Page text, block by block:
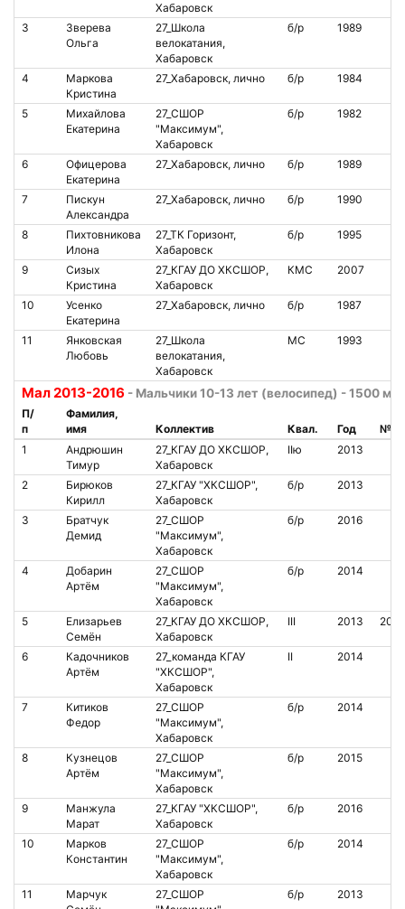
Хабаровск
3
Зверева
Ольга
27_Школа
велокатания,
Хабаровск
б/р 1989
4
Маркова
Кристина
27_Хабаровск, лично б/р 1984
5
Михайлова
Екатерина
27_СШОР
"Максимум",
Хабаровск
б/р 1982
6
Офицерова
Екатерина
27_Хабаровск, лично б/р 1989
7
Пискун
Александра
27_Хабаровск, лично б/р 1990
8
Пихтовникова
Илона
27_ТК Горизонт,
Хабаровск
б/р 1995
9
Сизых
Кристина
27_КГАУ ДО ХКСШОР,
Хабаровск
КМС 2007
10
Усенко
Екатерина
27_Хабаровск, лично б/р 1987
11
Янковская
Любовь
27_Школа
велокатания,
Хабаровск
МС 1993
Мал 2013-2016 - Мальчики 10-13 лет (велосипед) - 1500 м
П/
п
Фамилия,
имя
Коллектив Квал. Год
№
1
Андрюшин
Тимур
27_КГАУ ДО ХКСШОР,
Хабаровск
IIю 2013
2
Бирюков
Кирилл
27_КГАУ "ХКСШОР",
Хабаровск
б/р 2013
3
Братчук
Демид
27_СШОР
"Максимум",
Хабаровск
б/р 2016
4
Добарин
Артём
27_СШОР
"Максимум",
Хабаровск
б/р 2014
5
Елизарьев
Семён
27_КГАУ ДО ХКСШОР,
Хабаровск
III 2013
6
Кадочников
Артём
27_команда КГАУ
"ХКСШОР",
Хабаровск
II 2014
7
Китиков
Федор
27_СШОР
"Максимум",
Хабаровск
б/р 2014
8
Кузнецов
Артём
27_СШОР
"Максимум",
Хабаровск
б/р 2015
9
Манжула
Марат
27_КГАУ "ХКСШОР",
Хабаровск
б/р 2016
10
Марков
Константин
27_СШОР
"Максимум",
Хабаровск
б/р 2014
11
Марчук
27_СШОР
б/р 2013